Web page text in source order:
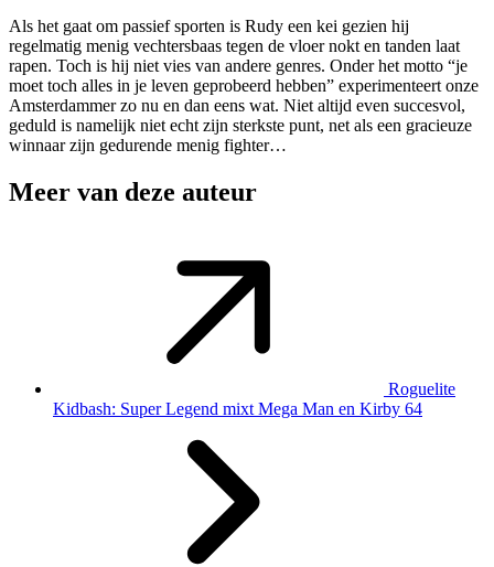
Als het gaat om passief sporten is Rudy een kei gezien hij
regelmatig menig vechtersbaas tegen de vloer nokt en tanden laat
rapen. Toch is hij niet vies van andere genres. Onder het motto “je
moet toch alles in je leven geprobeerd hebben” experimenteert onze
Amsterdammer zo nu en dan eens wat. Niet altijd even succesvol,
geduld is namelijk niet echt zijn sterkste punt, net als een gracieuze
winnaar zijn gedurende menig fighter…
Meer van deze auteur
Roguelite
Kidbash: Super Legend mixt Mega Man en Kirby 64